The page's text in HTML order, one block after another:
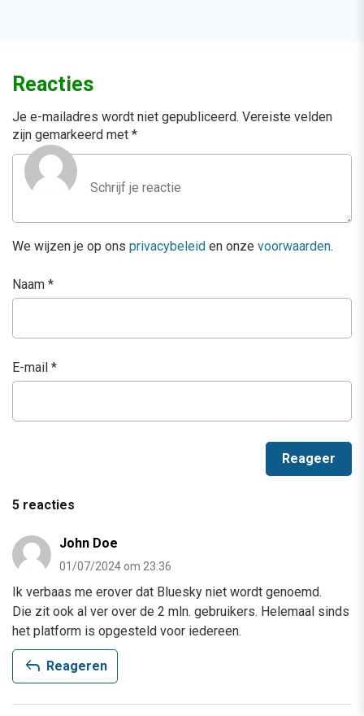
Reacties
Je e-mailadres wordt niet gepubliceerd. Vereiste velden
zijn gemarkeerd met *
We wijzen je op ons privacybeleid en onze voorwaarden.
Naam *
E-mail *
5 reacties
John Doe
01/07/2024 om 23:36
Ik verbaas me erover dat Bluesky niet wordt genoemd.
Die zit ook al ver over de 2 mln. gebruikers. Helemaal sinds
het platform is opgesteld voor iedereen.
reply Reageren